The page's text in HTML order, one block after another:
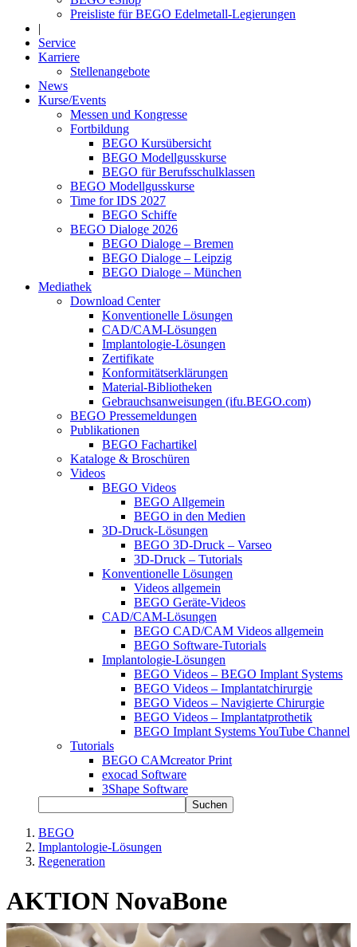
Preisliste für BEGO Edelmetall-Legierungen
|
Service
Karriere
Stellenangebote
News
Kurse/Events
Messen und Kongresse
Fortbildung
BEGO Kursübersicht
BEGO Modellgusskurse
BEGO für Berufsschulklassen
BEGO Modellgusskurse
Time for IDS 2027
BEGO Schiffe
BEGO Dialoge 2026
BEGO Dialoge – Bremen
BEGO Dialoge – Leipzig
BEGO Dialoge – München
Mediathek
Download Center
Konventionelle Lösungen
CAD/CAM-Lösungen
Implantologie-Lösungen
Zertifikate
Konformitätserklärungen
Material-Bibliotheken
Gebrauchsanweisungen (ifu.BEGO.com)
BEGO Pressemeldungen
Publikationen
BEGO Fachartikel
Kataloge & Broschüren
Videos
BEGO Videos
BEGO Allgemein
BEGO in den Medien
3D-Druck-Lösungen
BEGO 3D-Druck – Varseo
3D-Druck – Tutorials
Konventionelle Lösungen
Videos allgemein
BEGO Geräte-Videos
CAD/CAM-Lösungen
BEGO CAD/CAM Videos allgemein
BEGO Software-Tutorials
Implantologie-Lösungen
BEGO Videos – BEGO Implant Systems
BEGO Videos – Implantatchirurgie
BEGO Videos – Navigierte Chirurgie
BEGO Videos – Implantatprothetik
BEGO Implant Systems YouTube Channel
Tutorials
BEGO CAMcreator Print
exocad Software
3Shape Software
Suchen
BEGO
Implantologie-Lösungen
Regeneration
AKTION NovaBone
Die nächste Generation synthetischer Knochenersatzmaterialien